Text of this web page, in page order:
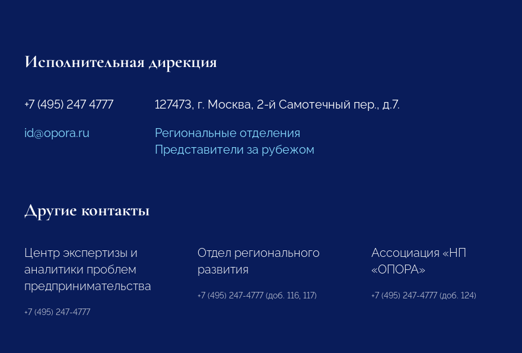
Исполнительная дирекция
+7 (495) 247 4777
id@opora.ru
127473, г. Москва, 2-й Самотечный пер., д.7.
Региональные отделения
Представители за рубежом
Другие контакты
Центр экспертизы и
аналитики проблем
предпринимательства
+7 (495) 247-4777
Отдел регионального
развития
+7 (495) 247-4777 (доб. 116, 117)
Ассоциация «НП
«ОПОРА»
+7 (495) 247-4777 (доб. 124)